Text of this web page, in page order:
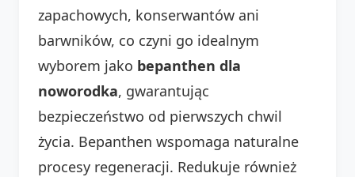
zapachowych, konserwantów ani
barwników, co czyni go idealnym
wyborem jako bepanthen dla
noworodka, gwarantując
bezpieczeństwo od pierwszych chwil
życia. Bepanthen wspomaga naturalne
procesy regeneracji. Redukuje również